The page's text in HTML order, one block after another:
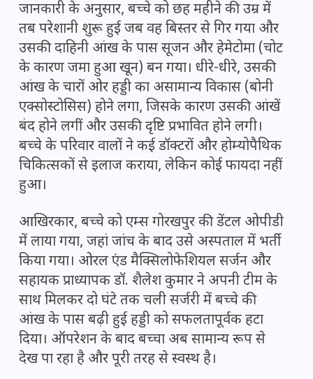
जानकारी के अनुसार, बच्चे को छह महीने की उम्र में
तब परेशानी शुरू हुई जब वह बिस्तर से गिर गया और
उसकी दाहिनी आंख के पास सूजन और हेमेटोमा (चोट
के कारण जमा हुआ खून) बन गया। धीरे-धीरे, उसकी
आंख के चारों ओर हड्डी का असामान्य विकास (बोनी
एक्सोस्टोसिस) होने लगा, जिसके कारण उसकी आंखें
बंद होने लगीं और उसकी दृष्टि प्रभावित होने लगी।
बच्चे के परिवार वालों ने कई डॉक्टरों और होम्योपैथिक
चिकित्सकों से इलाज कराया, लेकिन कोई फायदा नहीं
हुआ।
आखिरकार, बच्चे को एम्स गोरखपुर की डेंटल ओपीडी
में लाया गया, जहां जांच के बाद उसे अस्पताल में भर्ती
किया गया। ओरल एंड मैक्सिलोफेशियल सर्जन और
सहायक प्राध्यापक डॉ. शैलेश कुमार ने अपनी टीम के
साथ मिलकर दो घंटे तक चली सर्जरी में बच्चे की
आंख के पास बढ़ी हुई हड्डी को सफलतापूर्वक हटा
दिया। ऑपरेशन के बाद बच्चा अब सामान्य रूप से
देख पा रहा है और पूरी तरह से स्वस्थ है।